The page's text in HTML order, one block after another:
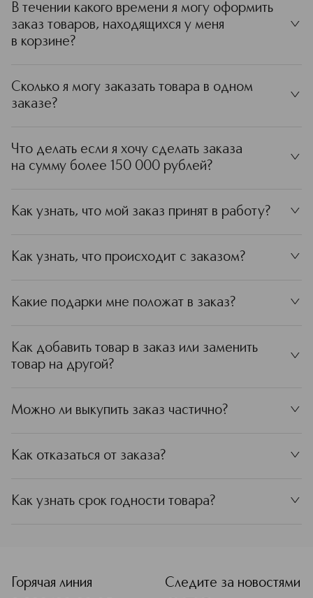
В течении какого времени я могу оформить
заказ товаров, находящихся у меня
в корзине?
˅
Сколько я могу заказать товара в одном
заказе?
˅
Что делать если я хочу сделать заказа
на сумму более 150 000 рублей?
˅
Как узнать, что мой заказ принят в работу? ˅
Как узнать, что происходит с заказом? ˅
Какие подарки мне положат в заказ? ˅
Как добавить товар в заказ или заменить
товар на другой?
˅
Можно ли выкупить заказ частично? ˅
Как отказаться от заказа? ˅
Как узнать срок годности товара? ˅
Горячая линия
Следите за новостями